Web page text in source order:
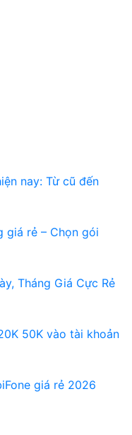
nay: Từ cũ đến
giá rẻ – Chọn gói
Tháng Giá Cực Rẻ
50K vào tài khoản
giá rẻ 2026